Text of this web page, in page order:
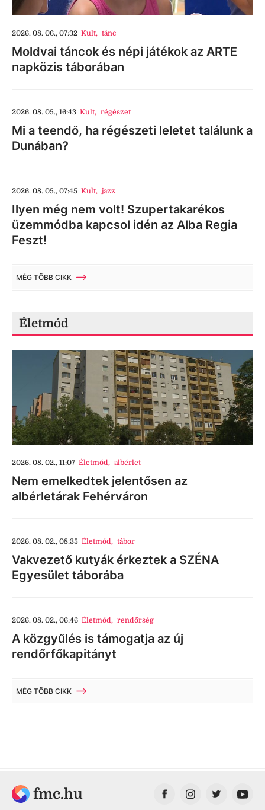
2026. 08. 06., 07:32 Kult, tánc
Moldvai táncok és népi játékok az ARTE
napközis táborában
2026. 08. 05., 16:43 Kult, régészet
Mi a teendő, ha régészeti leletet találunk a
Dunában?
2026. 08. 05., 07:45 Kult, jazz
Ilyen még nem volt! Szupertakarékos
üzemmódba kapcsol idén az Alba Regia
Feszt!
MÉG TÖBB CIKK
Életmód
2026. 08. 02., 11:07 Életmód, albérlet
Nem emelkedtek jelentősen az
albérletárak Fehérváron
2026. 08. 02., 08:35 Életmód, tábor
Vakvezető kutyák érkeztek a SZÉNA
Egyesület táborába
2026. 08. 02., 06:46 Életmód, rendőrség
A közgyűlés is támogatja az új
rendőrfőkapitányt
MÉG TÖBB CIKK
fmc.hu